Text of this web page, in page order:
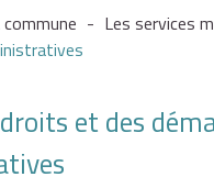
commune - Les services
et des